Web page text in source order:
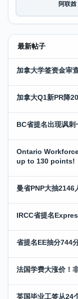
阿联酋
最新帖子
加拿大学签资金审
加拿大Q1新PR降
BC省提名出现讽
Ontario
up to 130 points!
曼省PNP大抽2146
IRCC省提名
省提名EE抽分744
法国学费大涨价！
英国毕业工签从24